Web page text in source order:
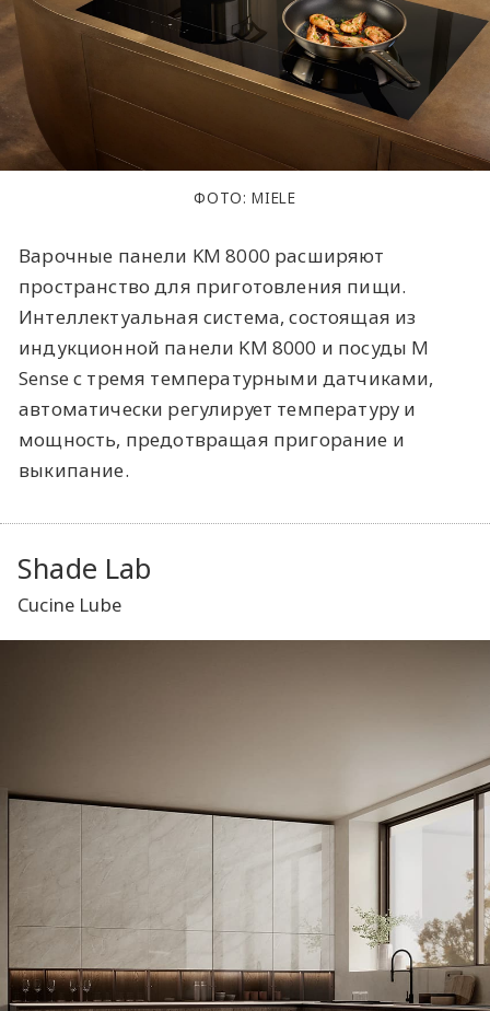
ФОТО: MIELE
Варочные панели KM 8000 расширяют
пространство для приготовления пищи.
Интеллектуальная система, состоящая из
индукционной панели KM 8000 и посуды M
Sense с тремя температурными датчиками,
автоматически регулирует температуру и
мощность, предотвращая пригорание и
выкипание.
Shade Lab
Cucine Lube